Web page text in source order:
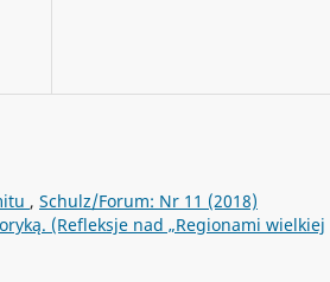
, Schulz/Forum: Nr 11 (2018)
(Refleksje nad „Regionami wielkiej